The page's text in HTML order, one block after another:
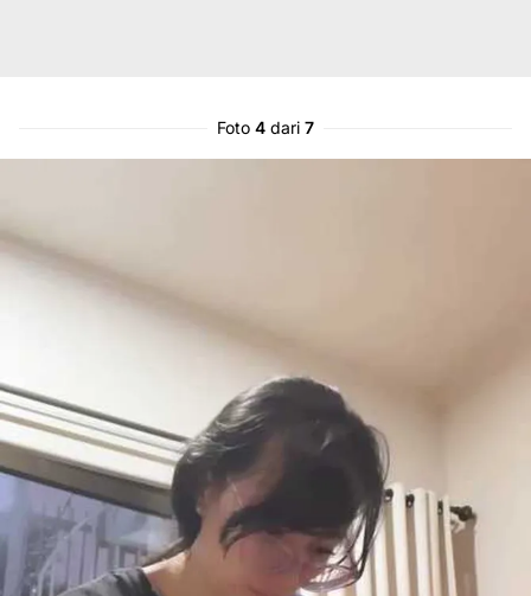
Foto 4 dari 7